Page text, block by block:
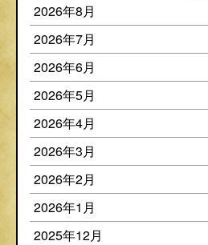
2026年8月
2026年7月
2026年6月
2026年5月
2026年4月
2026年3月
2026年2月
2026年1月
2025年12月